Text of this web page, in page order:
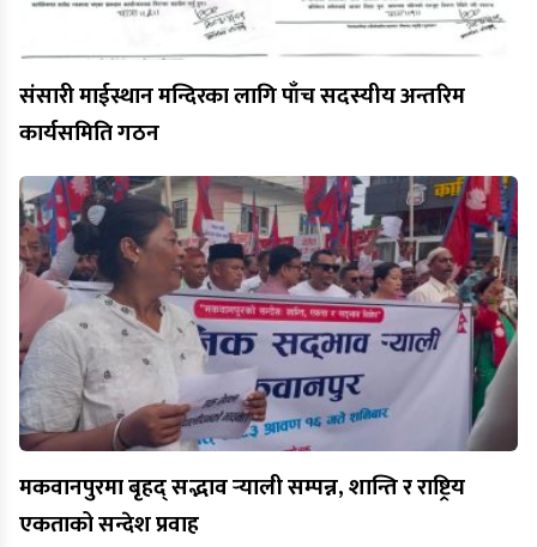
संसारी माईस्थान मन्दिरका लागि पाँच सदस्यीय अन्तरिम
कार्यसमिति गठन
मकवानपुरमा बृहद् सद्भाव र्‍याली सम्पन्न, शान्ति र राष्ट्रिय
एकताको सन्देश प्रवाह